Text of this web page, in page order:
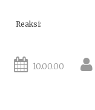
Reaksi:
10.00.00